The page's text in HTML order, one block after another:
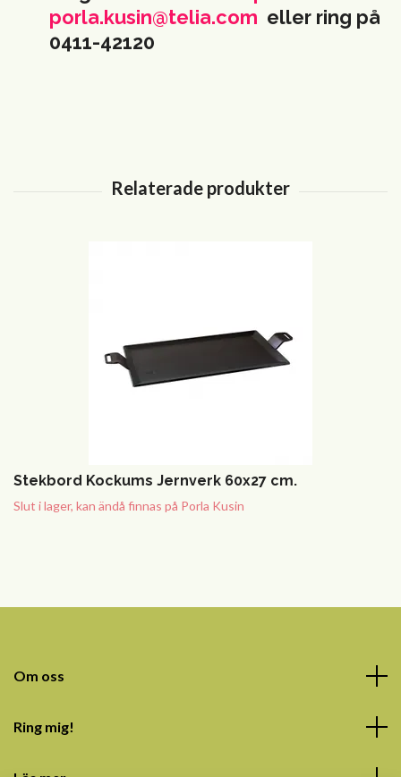
porla.kusin@telia.com eller ring på
0411-42120
Stekbord Kockums Jernverk 60x27 cm.
Slut i lager, kan ändå finnas på Porla Kusin
Om oss
Ring mig!